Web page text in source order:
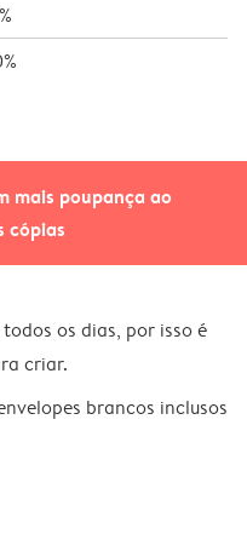
mais poupança ao
cópias
os dias, por isso é
criar.
brancos inclusos